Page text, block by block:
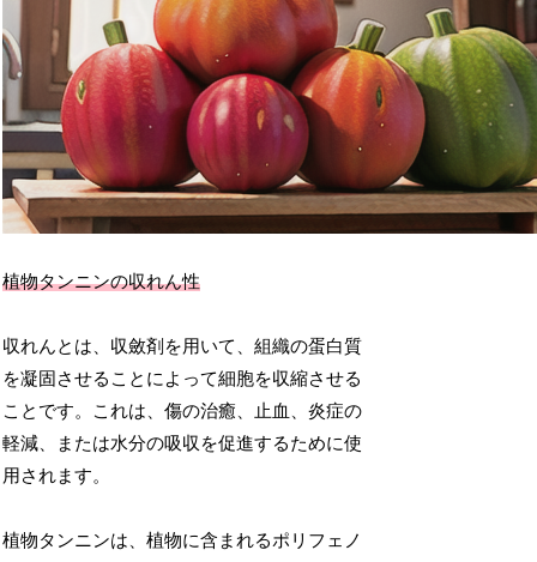
植物タンニンの収れん性
収れんとは、収斂剤を用いて、組織の蛋白質
を凝固させることによって細胞を収縮させる
ことです。これは、傷の治癒、止血、炎症の
軽減、または水分の吸収を促進するために使
用されます。
植物タンニンは、植物に含まれるポリフェノ